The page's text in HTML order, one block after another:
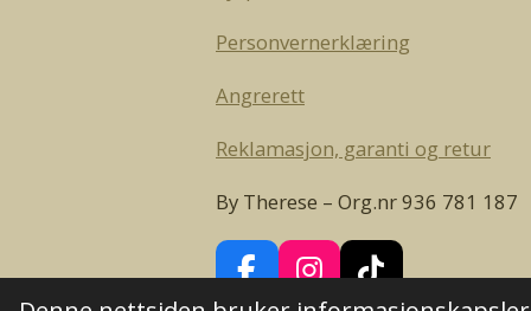
Personvernerklæring
Angrerett
Reklamasjon, garanti og retur
By Therese – Org.nr 936 781 187
F
I
T